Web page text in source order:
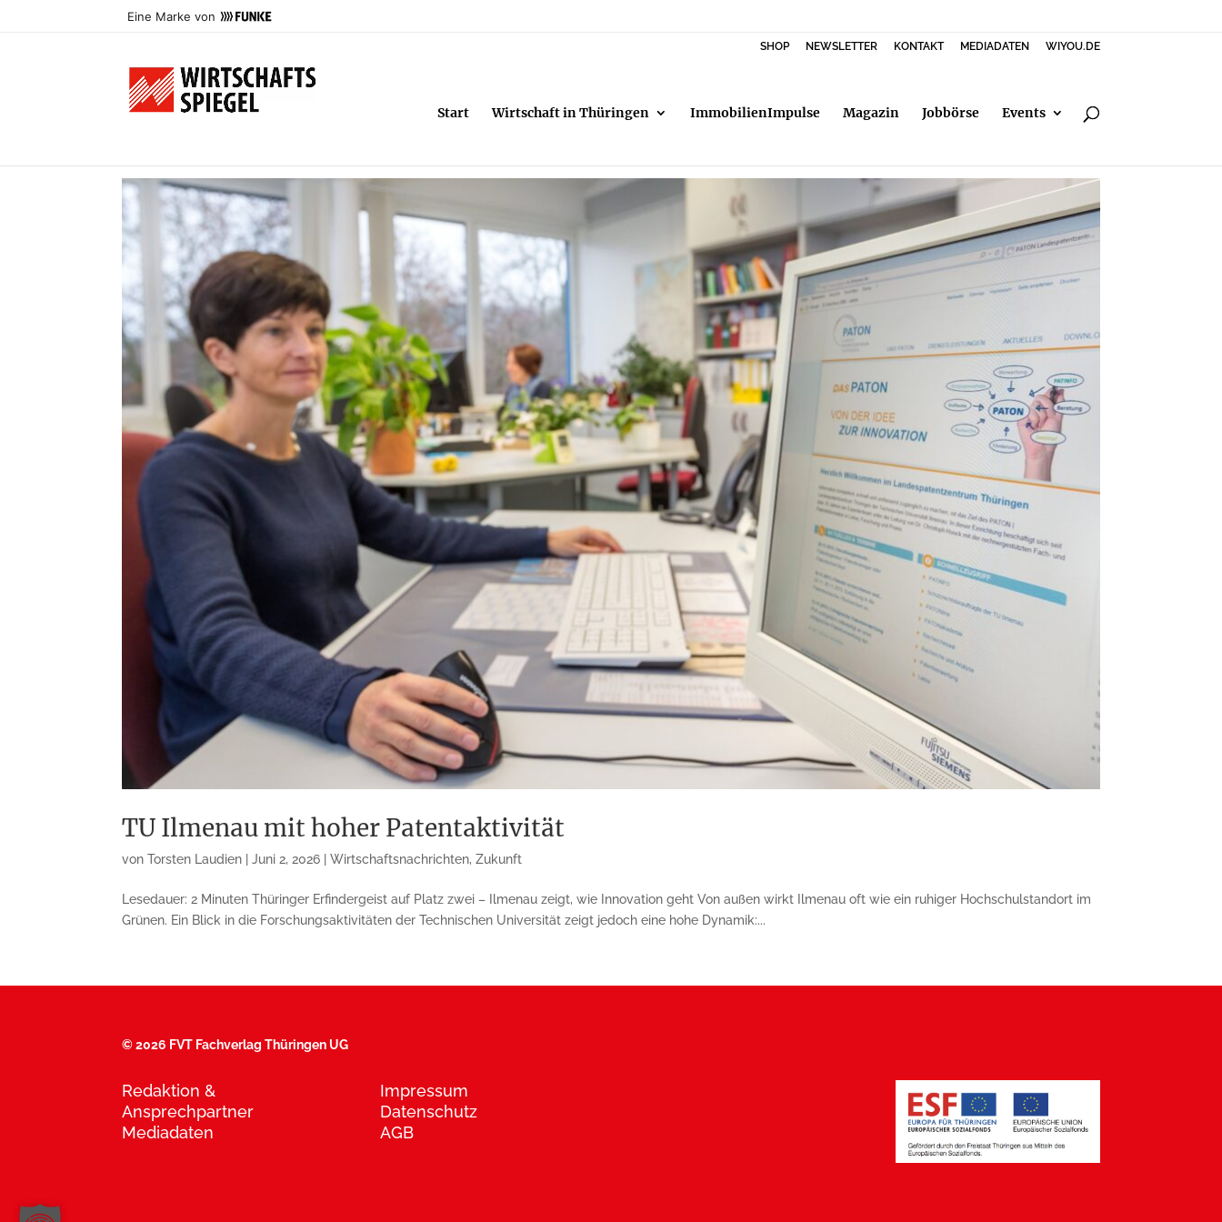
Eine Marke von
SHOP NEWSLETTER KONTAKT MEDIADATEN WIYOU.DE
Start Wirtschaft in Thüringen ImmobilienImpulse Magazin Jobbörse Events
TU Ilmenau mit hoher Patentaktivität
vonTorsten Laudien |Juni 2, 2026 |Wirtschaftsnachrichten,Zukunft
Lesedauer: 2 Minuten Thüringer Erfindergeist auf Platz zwei – Ilmenau zeigt, wie Innovation geht Von außen wirkt Ilmenau oft wie ein ruhiger Hochschulstandort im
Grünen. Ein Blick in die Forschungsaktivitäten der Technischen Universität zeigt jedoch eine hohe Dynamik:...
©2026 FVT Fachverlag Thüringen UG
Redaktion &
Ansprechpartner
Mediadaten
Impressum
Datenschutz
AGB